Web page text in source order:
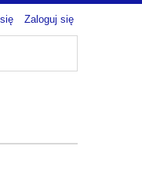
Zaloguj się